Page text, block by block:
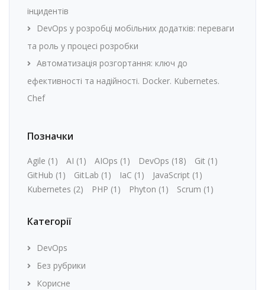
інцидентів
DevOps у розробці мобільних додатків: переваги
та роль у процесі розробки
Автоматизація розгортання: ключ до
ефективності та надійності. Docker. Kubernetes.
Chef
Позначки
Agile (1) AI (1) AIOps (1) DevOps (18) Git (1)
GitHub (1) GitLab (1) IaC (1) JavaScript (1)
Kubernetes (2) PHP (1) Phyton (1) Scrum (1)
Категорії
DevOps
Без рубрики
Корисне